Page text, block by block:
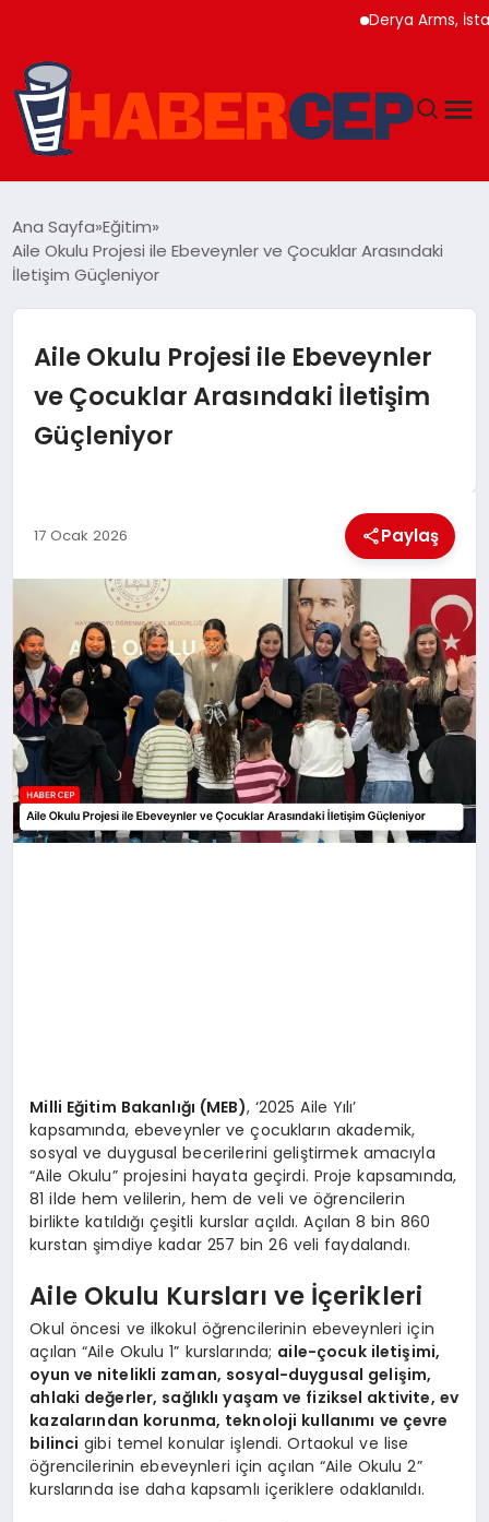
Derya Arms,
GÜNDEM
SOSYAL MEDYA
Ana Sayfa Eğitim
Aile Okulu Projesi ile Ebeveynler ve Çocuklar Arasındaki
İletişim Güçleniyor
Aile Okulu Projesi ile Ebeveynler
ve Çocuklar Arasındaki İletişim
Güçleniyor
17 Ocak 2026 Paylaş
Milli Eğitim Bakanlığı (MEB), ‘2025 Aile Yılı’
kapsamında, ebeveynler ve çocukların akademik,
sosyal ve duygusal becerilerini geliştirmek amacıyla
“Aile Okulu” projesini hayata geçirdi. Proje kapsamında,
81 ilde hem velilerin, hem de veli ve öğrencilerin
birlikte katıldığı çeşitli kurslar açıldı. Açılan 8 bin 860
kurstan şimdiye kadar 257 bin 26 veli faydalandı.
Aile Okulu Kursları ve İçerikleri
Okul öncesi ve ilkokul öğrencilerinin ebeveynleri için
açılan “Aile Okulu 1” kurslarında; aile-çocuk iletişimi,
oyun ve nitelikli zaman, sosyal-duygusal gelişim,
ahlaki değerler, sağlıklı yaşam ve fiziksel aktivite, ev
kazalarından korunma, teknoloji kullanımı ve çevre
bilinci gibi temel konular işlendi. Ortaokul ve lise
öğrencilerinin ebeveynleri için açılan “Aile Okulu 2”
kurslarında ise daha kapsamlı içeriklere odaklanıldı.